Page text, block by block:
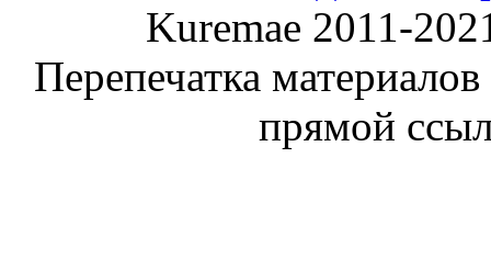
Kuremae 2011-
Перепечатка
прямой